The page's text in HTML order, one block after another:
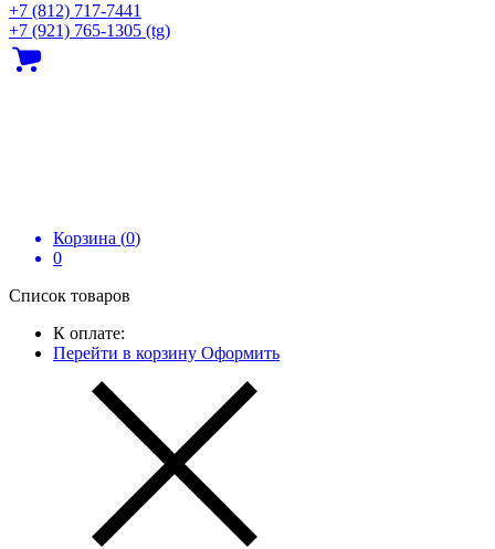
+7 (812) 717‑7441
+7 (921) 765-1305 (tg)
Корзина (0)
0
Список товаров
К оплате:
Перейти в корзину Оформить